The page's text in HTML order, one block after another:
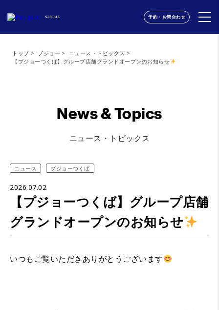
SIRIUS 予約・お問合わせ
トップ プジョー
ニュース・トピックス
【プジョーつくば】グループ店舗グランドオープンのお知らせ
News & Topics
ニュース・トピックス
ニュース プジョーつくば
2026.07.02
【プジョーつくば】グループ店舗
グランドオープンのお知らせ
いつもご覧いただきありがとうございます